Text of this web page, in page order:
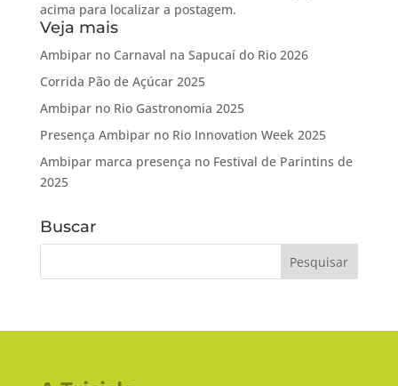
acima para localizar a postagem.
Veja mais
Ambipar no Carnaval na Sapucaí do Rio 2026
Corrida Pão de Açúcar 2025
Ambipar no Rio Gastronomia 2025
Presença Ambipar no Rio Innovation Week 2025
Ambipar marca presença no Festival de Parintins de
2025
Buscar